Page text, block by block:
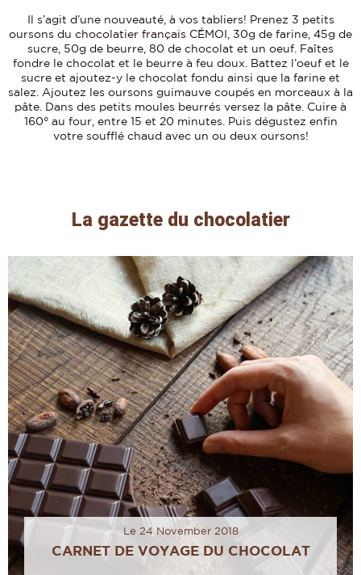
Il s’agit d’une nouveauté, à vos tabliers! Prenez 3 petits
oursons du chocolatier français CÉMOI, 30g de farine, 45g de
sucre, 50g de beurre, 80 de chocolat et un oeuf. Faîtes
fondre le chocolat et le beurre à feu doux. Battez l’oeuf et le
sucre et ajoutez-y le chocolat fondu ainsi que la farine et
salez. Ajoutez les oursons guimauve coupés en morceaux à la
pâte. Dans des petits moules beurrés versez la pâte. Cuire à
160° au four, entre 15 et 20 minutes. Puis dégustez enfin
votre soufflé chaud avec un ou deux oursons!
La gazette du chocolatier
Le 24 November 2018
CARNET DE VOYAGE DU CHOCOLAT